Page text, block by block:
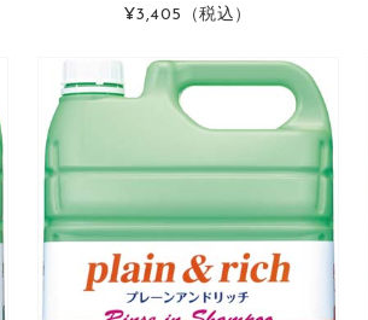
¥3,405 （税込）